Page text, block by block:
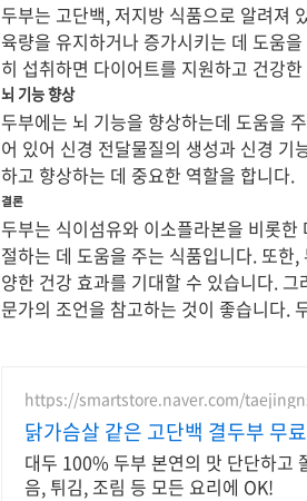
두부는 고단백, 저지방 식품으로 알려져
육량을 유지하거나 증가시키는 데 도움
히 섭취하면 다이어트를 지원하고 건강
뇌 기능 향상
두부에는 뇌 기능을 향상하는데 도움을
어 있어 신경 전달물질의 생성과 신경
하고 향상하는 데 중요한 역할을 합니다.
결론
두부는 식이섬유와 이소플라본을 비롯
절하는 데 도움을 주는 식품입니다. 또한
양한 건강 효과를 기대할 수 있습니다.
문가의 조언을 참고하는 것이 좋습니다.
https://smartstore.naver.com/
닭가슴살 같은 고단백 결두부 무
대두 100% 두부 본연의 맛 단단하고
음, 튀김, 조림 등 모든 요리에 OK!